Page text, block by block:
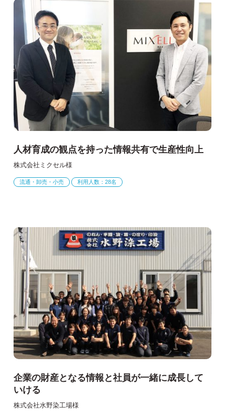
人材育成の観点を持った情報共有で生産性向上
株式会社ミクセル様
流通・卸売・小売 利用人数：28名
企業の財産となる情報と社員が一緒に成長して
いける
株式会社水野染工場様